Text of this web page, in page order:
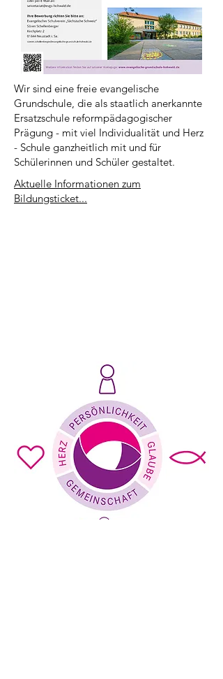
Wir sind eine freie evangelische
Grundschule, die als staatlich anerkannte
Ersatzschule reformpädagogischer
Prägung - mit viel Individualität und Herz
- Schule ganzheitlich mit und für
Schülerinnen und Schüler gestaltet.
Aktuelle Informationen zum
Bildungsticket...